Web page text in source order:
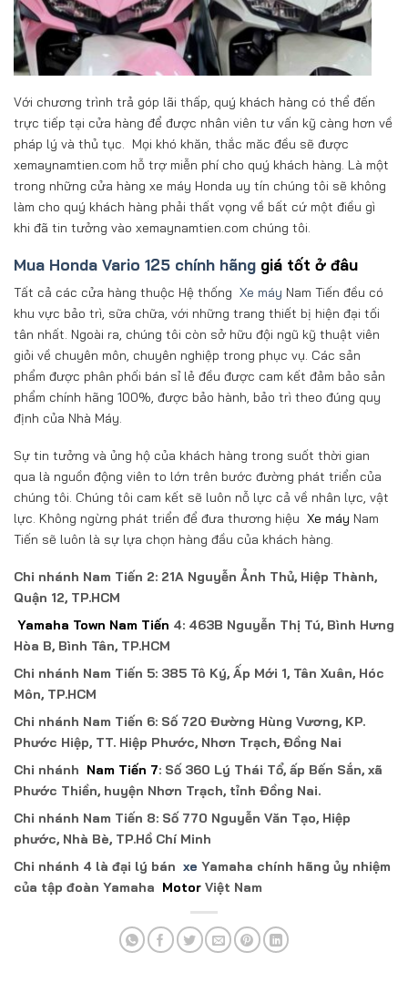
Với chương trình trả góp lãi thấp, quý khách hàng có thể đến
trực tiếp tại cửa hàng để được nhân viên tư vấn kỹ càng hơn về
pháp lý và thủ tục. Mọi khó khăn, thắc măc đều sẽ được
xemaynamtien.com hỗ trợ miễn phí cho quý khách hàng. Là một
trong những cửa hàng xe máy Honda uy tín chúng tôi sẽ không
làm cho quý khách hàng phải thất vọng về bất cứ một điều gì
khi đã tin tưởng vào xemaynamtien.com chúng tôi.
Mua Honda Vario 125 chính hãng giá tốt ở đâu
Tất cả các cửa hàng thuộc Hệ thống Xe máy Nam Tiến đều có
khu vực bảo trì, sữa chữa, với những trang thiết bị hiện đại tối
tân nhất. Ngoài ra, chúng tôi còn sở hữu đội ngũ kỹ thuật viên
giỏi về chuyên môn, chuyên nghiệp trong phục vụ. Các sản
phẩm được phân phối bán sỉ lẻ đều được cam kết đảm bảo sản
phẩm chính hãng 100%, được bảo hành, bảo trì theo đúng quy
định của Nhà Máy.
Sự tin tưởng và ủng hộ của khách hàng trong suốt thời gian
qua là nguồn động viên to lớn trên bước đường phát triển của
chúng tôi. Chúng tôi cam kết sẽ luôn nỗ lực cả về nhân lực, vật
lực. Không ngừng phát triển để đưa thương hiệu Xe máy Nam
Tiến sẽ luôn là sự lựa chọn hàng đầu của khách hàng.
Chi nhánh Nam Tiến 2: 21A Nguyễn Ảnh Thủ, Hiệp Thành,
Quận 12, TP.HCM
Yamaha Town Nam Tiến 4: 463B Nguyễn Thị Tú, Bình Hưng
Hòa B, Bình Tân, TP.HCM
Chi nhánh Nam Tiến 5: 385 Tô Ký, Ấp Mới 1, Tân Xuân, Hóc
Môn, TP.HCM
Chi nhánh Nam Tiến 6: Số 720 Đường Hùng Vương, KP.
Phước Hiệp, TT. Hiệp Phước, Nhơn Trạch, Đồng Nai
Chi nhánh Nam Tiến 7: Số 360 Lý Thái Tổ, ấp Bến Sắn, xã
Phước Thiền, huyện Nhơn Trạch, tỉnh Đồng Nai.
Chi nhánh Nam Tiến 8: Số 770 Nguyễn Văn Tạo, Hiệp
phước, Nhà Bè, TP.Hồ Chí Minh
Chi nhánh 4 là đại lý bán xe Yamaha chính hãng ủy nhiệm
của tập đoàn Yamaha Motor Việt Nam